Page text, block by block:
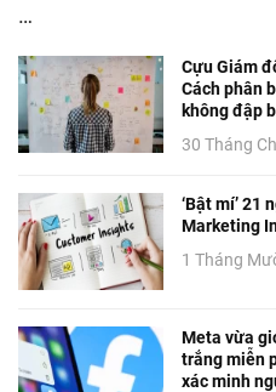
…
Cựu Giám
Cách phân
không đập
30 Tháng
‘Bật mí’ 21
Marketing
1 Tháng
Meta vừa
trắng miễn
xác minh